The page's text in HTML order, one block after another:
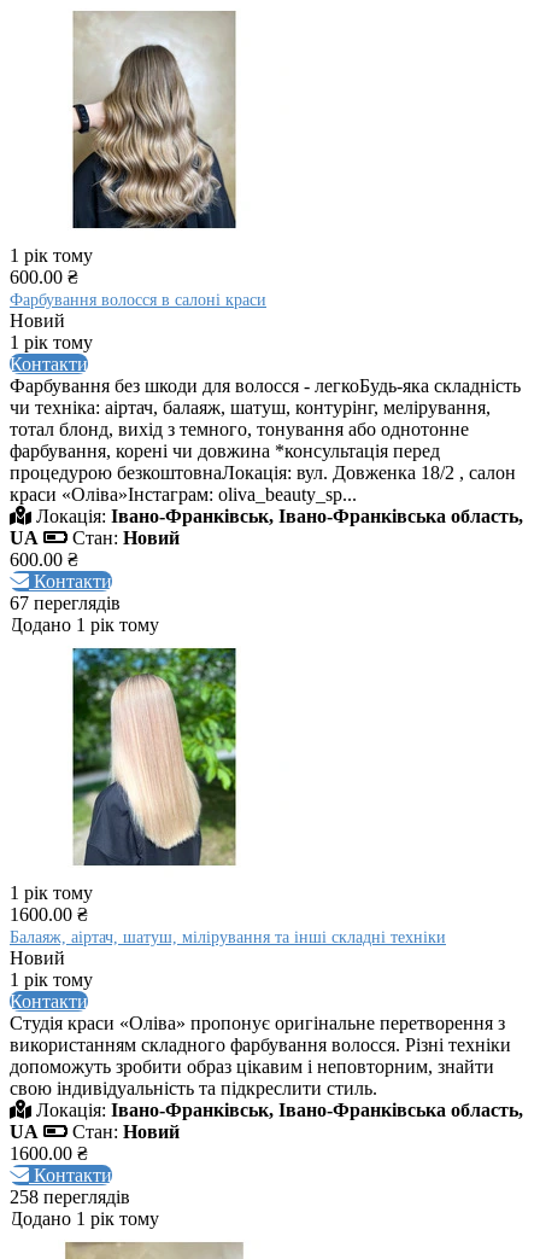
1 рік тому
600.00 ₴
Фарбування волосся в салоні краси
Новий
1 рік тому
Контакти
Фарбування без шкоди для волосся - легкоБудь-яка складність
чи техніка: аіртач, балаяж, шатуш, контурінг, мелірування,
тотал блонд, вихід з темного, тонування або однотонне
фарбування, корені чи довжина *консультація перед
процедурою безкоштовнаЛокація: вул. Довженка 18/2 , салон
краси «Оліва»Інстаграм: oliva_beauty_sp...
Локація: Івано-Франківськ, Івано-Франківська область,
UA
Стан: Новий
600.00 ₴
Контакти
67 переглядів
Додано 1 рік тому
1 рік тому
1600.00 ₴
Балаяж, аіртач, шатуш, мілірування та інші складні техніки
Новий
1 рік тому
Контакти
Студія краси «Оліва» пропонує оригінальне перетворення з
використанням складного фарбування волосся. Різні техніки
допоможуть зробити образ цікавим і неповторним, знайти
свою індивідуальність та підкреслити стиль.
Локація: Івано-Франківськ, Івано-Франківська область,
UA
Стан: Новий
1600.00 ₴
Контакти
258 переглядів
Додано 1 рік тому